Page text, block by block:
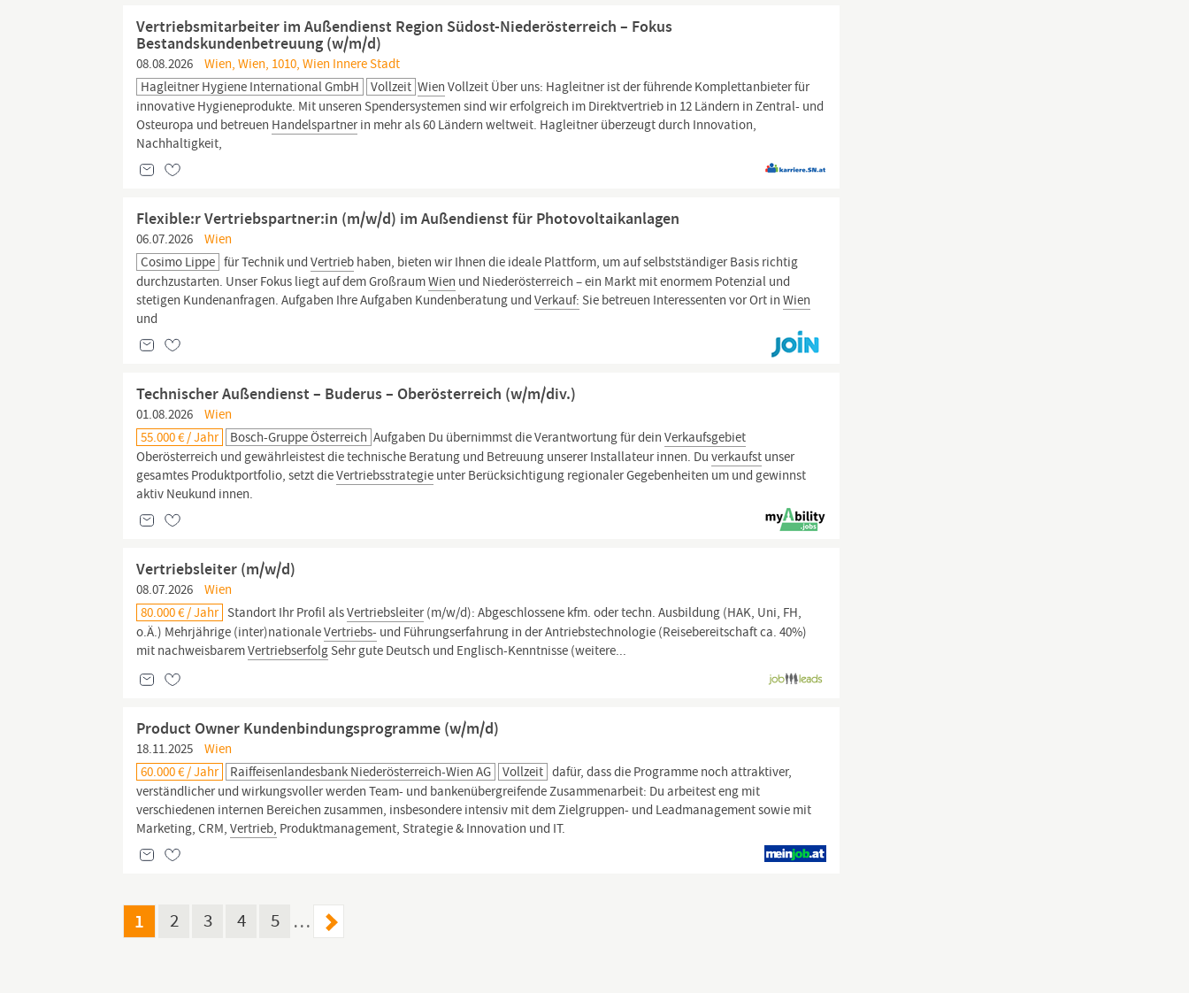
Vertriebsmitarbeiter im Außendienst Region Südost-Niederösterreich – Fokus
Bestandskundenbetreuung (w/m/d)
08.08.2026
Wien, Wien, 1010, Wien Innere Stadt
Hagleitner Hygiene International GmbH
Vollzeit Wien Vollzeit Über uns: Hagleitner ist der führende Komplettanbieter für
innovative Hygieneprodukte. Mit unseren Spendersystemen sind wir erfolgreich im Direktvertrieb in 12 Ländern in Zentral- und
Osteuropa und betreuen Handelspartnerin mehr als 60 Ländern weltweit. Hagleitner überzeugt durch Innovation,
Nachhaltigkeit,
Flexible:r Vertriebspartner:in (m/w/d) im Außendienst für Photovoltaikanlagen
06.07.2026
Wien
Cosimo Lippe für Technik undVertrieb haben, bieten wir Ihnen die ideale Plattform, um auf selbstständiger Basis richtig
durchzustarten. Unser Fokus liegt auf dem GroßraumWien und Niederösterreich – ein Markt mit enormem Potenzial und
stetigen Kundenanfragen. Aufgaben Ihre Aufgaben Kundenberatung undVerkauf: Sie betreuen Interessenten vor Ort inWien
und
Technischer Außendienst – Buderus – Oberösterreich (w/m/div.)
01.08.2026
Wien
55.000 € / Jahr
Bosch-Gruppe Österreich Aufgaben Du übernimmst die Verantwortung für deinVerkaufsgebiet
Oberösterreich und gewährleistest die technische Beratung und Betreuung unserer Installateur innen. Duverkaufst unser
gesamtes Produktportfolio, setzt dieVertriebsstrategie unter Berücksichtigung regionaler Gegebenheiten um und gewinnst
aktiv Neukund innen.
Vertriebsleiter (m/w/d)
08.07.2026
Wien
80.000 € / Jahr Standort Ihr Profil alsVertriebsleiter(m/w/d): Abgeschlossene kfm. oder techn. Ausbildung (HAK, Uni, FH,
o.Ä.) Mehrjährige (inter)nationaleVertriebs- und Führungserfahrung in der Antriebstechnologie (Reisebereitschaft ca. 40%)
mit nachweisbaremVertriebserfolg Sehr gute Deutsch und Englisch-Kenntnisse (weitere...
Product Owner Kundenbindungsprogramme (w/m/d)
18.11.2025
Wien
60.000 € / Jahr
Raiffeisenlandesbank Niederösterreich-Wien AG Vollzeit dafür, dass die Programme noch attraktiver,
verständlicher und wirkungsvoller werden Team- und bankenübergreifende Zusammenarbeit: Du arbeitest eng mit
verschiedenen internen Bereichen zusammen, insbesondere intensiv mit dem Zielgruppen- und Leadmanagement sowie mit
Marketing, CRM,Vertrieb, Produktmanagement, Strategie & Innovation und IT.
1 2 3 4 5 …